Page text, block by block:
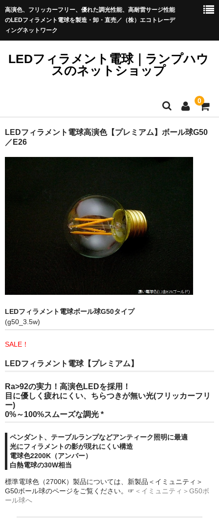
高演色、フリッカーフリー、優れた調光性能、高耐雷サージ性能
のLEDフィラメント電球を製造・卸・直売／（株）エコトレーデ
ィングネットワーク
LEDフィラメント電球｜ランプハウ
スのネットショップ
0
LEDフィラメント電球プレミアム＜イミュニティ＞
LEDフィラメント電球プレミアム
ストリングライト（提灯コード）
LEDフィラメント電球高演色【プレミアム】ボール球G50
／E26
LEDフィラメント電球ボール球G50タイプ
(g50_3.5w)
SALE！
LEDフィラメント電球【プレミアム】
Ra>92の実力！高演色LEDを採用！
目に優しく疲れにくい、ちらつきが無い光(フリッカーフリ
ー)
0%～100%スムーズな調光 *
ペンダント、テーブルランプなどアンティーク照明に最適
光にフィラメントの影が現れにくい構造
電球色2200K（アンバー）
白熱電球の30W相当
標準電球色（2700K）製品については、新製品＜イミュニティ＞
G50ボール球のページをご覧ください。☞ ＜イミュニティ＞G50ボ
ール球へ